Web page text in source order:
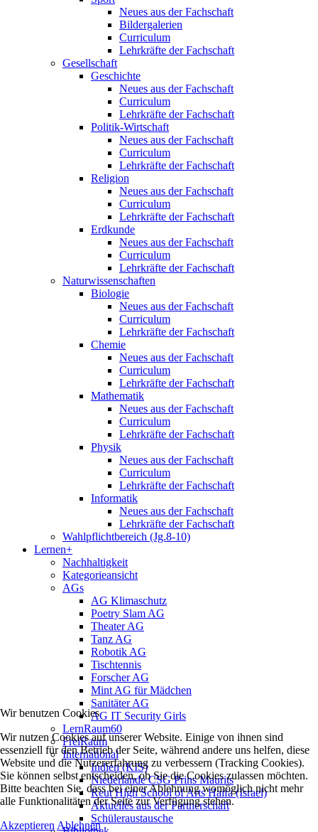
Neues aus der Fachschaft
Bildergalerien
Curriculum
Lehrkräfte der Fachschaft
Gesellschaft
Geschichte
Neues aus der Fachschaft
Curriculum
Lehrkräfte der Fachschaft
Politik-Wirtschaft
Neues aus der Fachschaft
Curriculum
Lehrkräfte der Fachschaft
Religion
Neues aus der Fachschaft
Curriculum
Lehrkräfte der Fachschaft
Erdkunde
Neues aus der Fachschaft
Curriculum
Lehrkräfte der Fachschaft
Naturwissenschaften
Biologie
Neues aus der Fachschaft
Curriculum
Lehrkräfte der Fachschaft
Chemie
Neues aus der Fachschaft
Curriculum
Lehrkräfte der Fachschaft
Mathematik
Neues aus der Fachschaft
Curriculum
Lehrkräfte der Fachschaft
Physik
Neues aus der Fachschaft
Curriculum
Lehrkräfte der Fachschaft
Informatik
Neues aus der Fachschaft
Lehrkräfte der Fachschaft
Wahlpflichtbereich (Jg.8-10)
Lernen+
Nachhaltigkeit
Kategorieansicht
AGs
AG Klimaschutz
Poetry Slam AG
Theater AG
Tanz AG
Robotik AG
Tischtennis
Forscher AG
Mint AG für Mädchen
Sanitäter AG
AG IT Security Girls
LernRaum60
FreiRaum
International
Indien (KIS)
Niederlande CSG Prins Maurits
Reut High School of Arts Haifa (Israel)
Aktuelles aus der Partnerschaft
Schüleraustausche
Wir benutzen Cookies
Wir nutzen Cookies auf unserer Website. Einige von ihnen sind
essenziell für den Betrieb der Seite, während andere uns helfen, diese
Website und die Nutzererfahrung zu verbessern (Tracking Cookies).
Sie können selbst entscheiden, ob Sie die Cookies zulassen möchten.
Bitte beachten Sie, dass bei einer Ablehnung womöglich nicht mehr
alle Funktionalitäten der Seite zur Verfügung stehen.
Akzeptieren Ablehnen